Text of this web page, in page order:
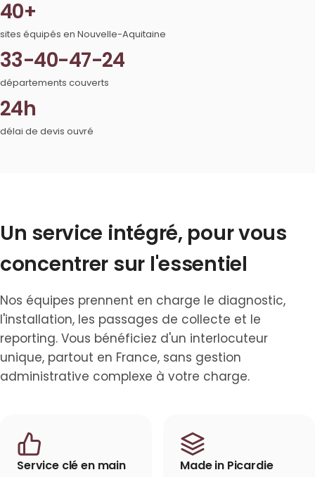
40+
sites équipés en Nouvelle-Aquitaine
33-40-47-24
départements couverts
24h
délai de devis ouvré
Un service intégré, pour vous
concentrer sur l'essentiel
Nos équipes prennent en charge le diagnostic,
l'installation, les passages de collecte et le
reporting. Vous bénéficiez d'un interlocuteur
unique, partout en France, sans gestion
administrative complexe à votre charge.
Service clé en main Made in Picardie